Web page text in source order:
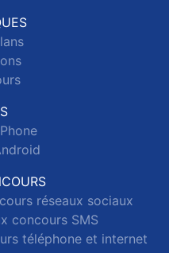
réseaux sociaux
concours SMS
téléphone et internet